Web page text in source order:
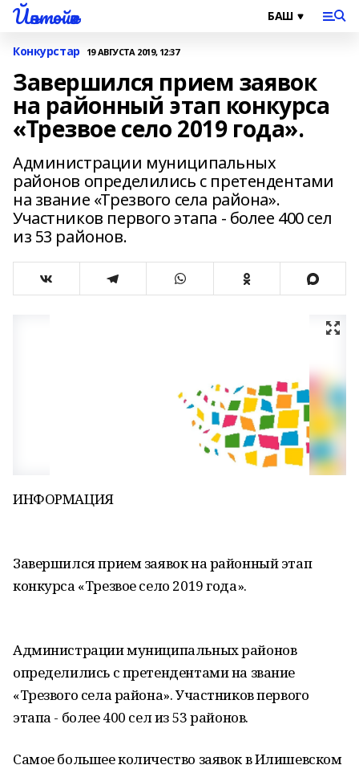
Йәнтөйәк
Конкурстар 19 АВГУСТА 2019, 12:37
Завершился прием заявок
на районный этап конкурса
«Трезвое село 2019 года».
Администрации муниципальных
районов определились с претендентами
на звание «Трезвого села района».
Участников первого этапа - более 400 сел
из 53 районов.
ИНФОРМАЦИЯ
Завершился прием заявок на районный этап
конкурса «Трезвое село 2019 года».
Администрации муниципальных районов
определились с претендентами на звание
«Трезвого села района». Участников первого
этапа - более 400 сел из 53 районов.
Самое большее количество заявок в Илишевском